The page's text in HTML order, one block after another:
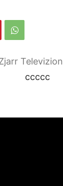
ccccc